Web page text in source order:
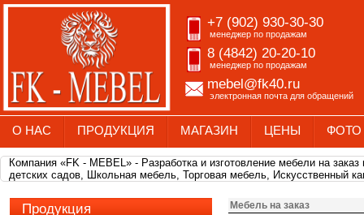
+7 (902) 930-30-30
менеджер по продажам
8 (4842) 20-20-10
менеджер по продажам
mebel@fk40.ru
электронная почта для обращений
О НАС ПРОДУКЦИЯ МАГАЗИН ЦЕНЫ ФОТО
Компания «FK - MEBEL» - Разработка и изготовление мебели на
детских садов, Школьная мебель, Торговая мебель, Искусственный
Продукция
Мебель на заказ